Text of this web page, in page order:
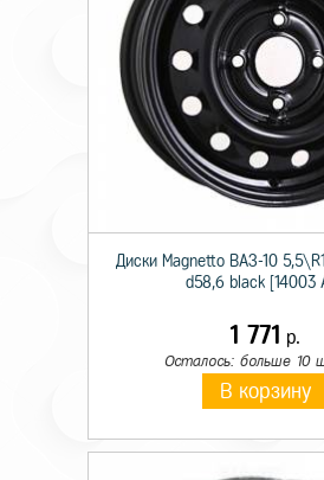
Диски Magnetto ВАЗ-10
d58,6 black [14003
1 771 р.
Осталось: больше 10
В корзину